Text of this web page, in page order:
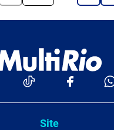
Site